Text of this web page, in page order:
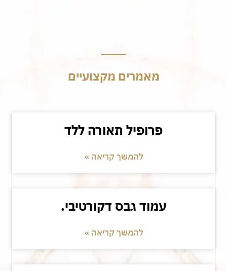
מאמרים מקצועיים
פרופיל תאורה ללד
להמשך קריאה »
עמוד גבס דקורטיבי.
להמשך קריאה »